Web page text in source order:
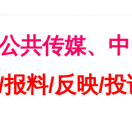
共传媒、
料/反映/